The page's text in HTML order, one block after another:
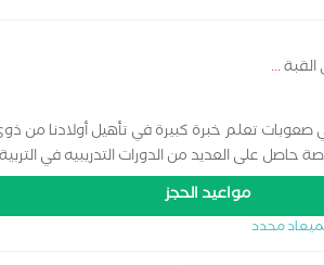
...
تعلم خبرة كبيرة في تأهيل أولادنا من
على العديد من الدورات التدريبيه في التربية
مواعيد الحجز
محدد